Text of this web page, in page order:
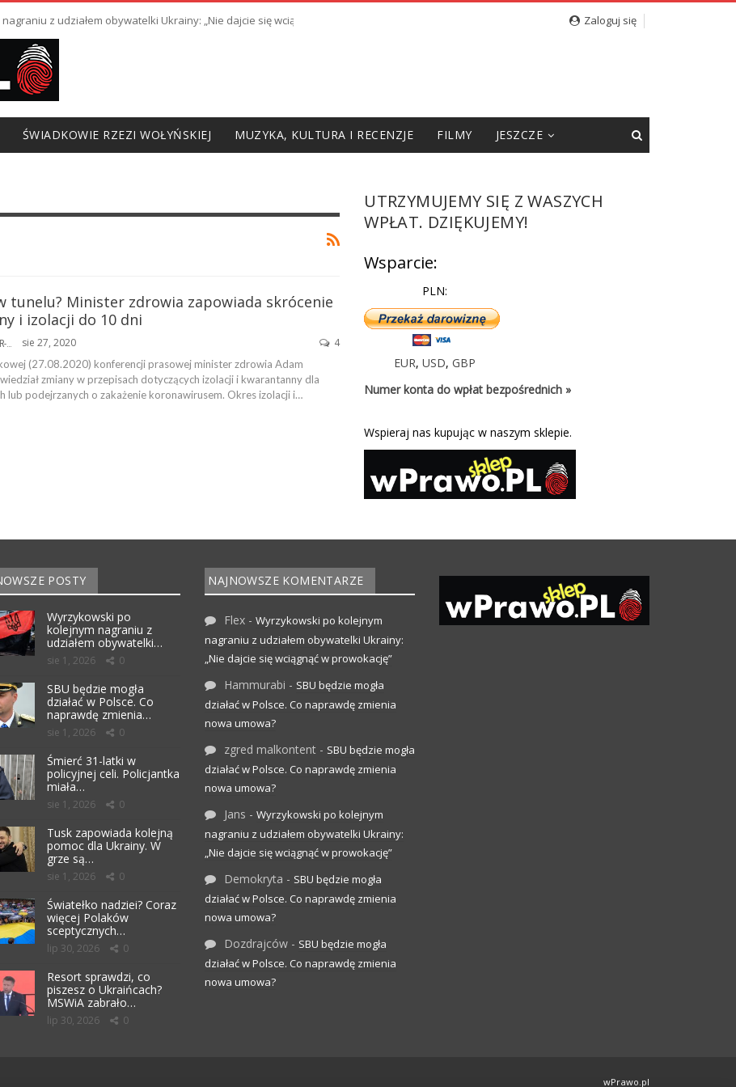
z udziałem obywatelki Ukrainy: „Nie dajcie się wciągnąć w prowokację” Zaloguj się
ŚWIADKOWIE RZEZI WOŁYŃSKIEJ MUZYKA, KULTURA I RECENZJE FILMY JESZCZE
tunelu? Minister zdrowia zapowiada skrócenie
i izolacji do 10 dni
sie 27, 2020 4
(27.08.2020) konferencji prasowej minister zdrowia Adam
zmiany w przepisach dotyczących izolacji i kwarantanny dla
lub podejrzanych o zakażenie koronawirusem. Okres izolacji i…
UTRZYMUJEMY SIĘ Z WASZYCH
WPŁAT. DZIĘKUJEMY!
Wsparcie:
PLN:
EUR,USD,GBP
Numer konta do wpłat bezpośrednich »
Wspieraj nas kupując w naszym sklepie.
POSTY
Wyrzykowski po
kolejnym nagraniu z
udziałem obywatelki…
sie 1, 2026 0
SBU będzie mogła
działać w Polsce. Co
naprawdę zmienia…
sie 1, 2026 0
Śmierć 31-latki w
policyjnej celi. Policjantka
miała…
sie 1, 2026 0
Tusk zapowiada kolejną
pomoc dla Ukrainy. W
grze są…
sie 1, 2026 0
Światełko nadziei? Coraz
więcej Polaków
sceptycznych…
lip 30, 2026 0
Resort sprawdzi, co
piszesz o Ukraińcach?
MSWiA zabrało…
lip 30, 2026 0
NAJNOWSZE KOMENTARZE
Flex - Wyrzykowski po kolejnym
nagraniu z udziałem obywatelki Ukrainy:
„Nie dajcie się wciągnąć w prowokację”
Hammurabi - SBU będzie mogła
działać w Polsce. Co naprawdę zmienia
nowa umowa?
zgred malkontent - SBU będzie mogła
działać w Polsce. Co naprawdę zmienia
nowa umowa?
Jans - Wyrzykowski po kolejnym
nagraniu z udziałem obywatelki Ukrainy:
„Nie dajcie się wciągnąć w prowokację”
Demokryta - SBU będzie mogła
działać w Polsce. Co naprawdę zmienia
nowa umowa?
Dozdrajców - SBU będzie mogła
działać w Polsce. Co naprawdę zmienia
nowa umowa?
wPrawo.pl